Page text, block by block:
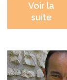
Voir la
suite